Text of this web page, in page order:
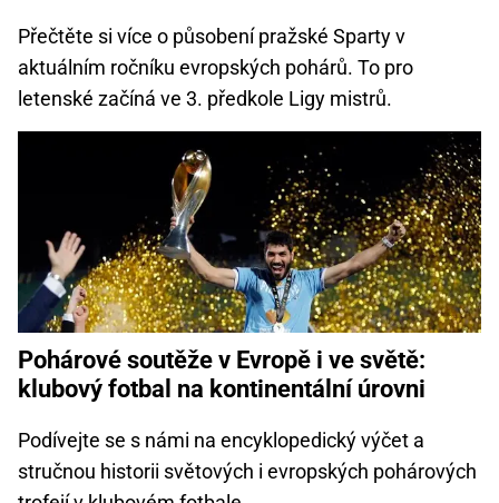
Přečtěte si více o působení pražské Sparty v
aktuálním ročníku evropských pohárů. To pro
letenské začíná ve 3. předkole Ligy mistrů.
Pohárové soutěže v Evropě i ve světě:
klubový fotbal na kontinentální úrovni
Podívejte se s námi na encyklopedický výčet a
stručnou historii světových i evropských pohárových